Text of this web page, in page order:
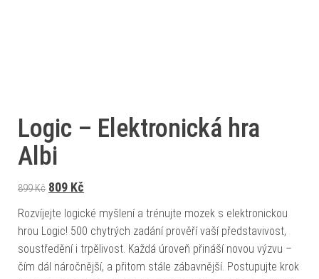
Logic – Elektronická hra
Albi
899Kč Původní cena byla: 899 Kč.
809 Kč
Rozvíjejte logické myšlení a trénujte mozek s elektronickou
hrou Logic! 500 chytrých zadání prověří vaší představivost,
soustředění i trpělivost. Každá úroveň přináší novou výzvu –
čím dál náročnější, a přitom stále zábavnější. Postupujte krok